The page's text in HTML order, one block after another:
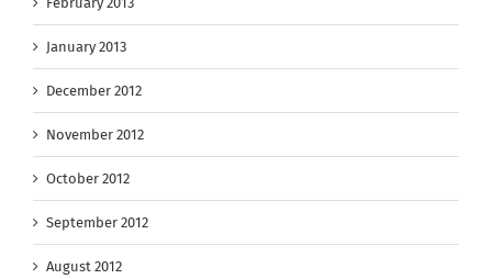
January 2013
December 2012
November 2012
October 2012
September 2012
August 2012